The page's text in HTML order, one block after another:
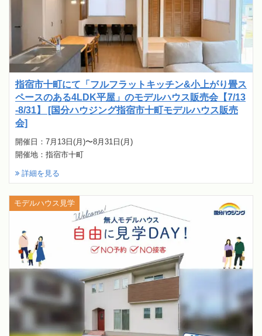
指宿市十町にて「フルフラットキッチン&小上がり畳ス
ペースのある4LDK平屋」のモデルハウス販売会【7/13
-8/31】 [国分ハウジング指宿市十町モデルハウス販売
会]
開催日：7月13日(月)〜8月31日(月)
開催地：指宿市十町
詳細を見る
モデルハウス見学